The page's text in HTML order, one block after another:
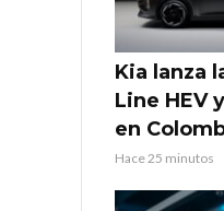
Kia lanza
Line HEV
en
Hace 25 minutos